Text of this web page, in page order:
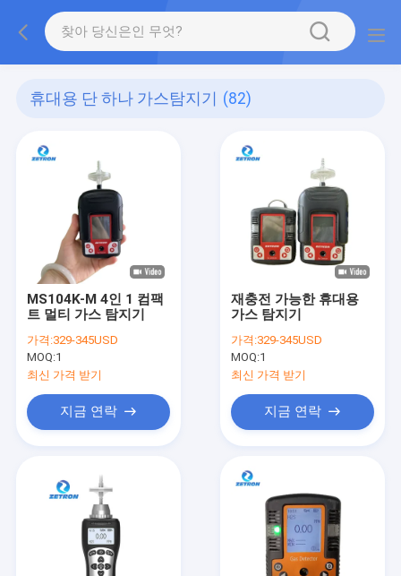
휴대용 단 하나 가스탐지기 (82)
MS104K-M 4인 1 컴팩
트 멀티 가스 탐지기
가격:329-345USD
MOQ:1
최신 가격 받기
지금 연락
재충전 가능한 휴대용
가스 탐지기
가격:329-345USD
MOQ:1
최신 가격 받기
지금 연락